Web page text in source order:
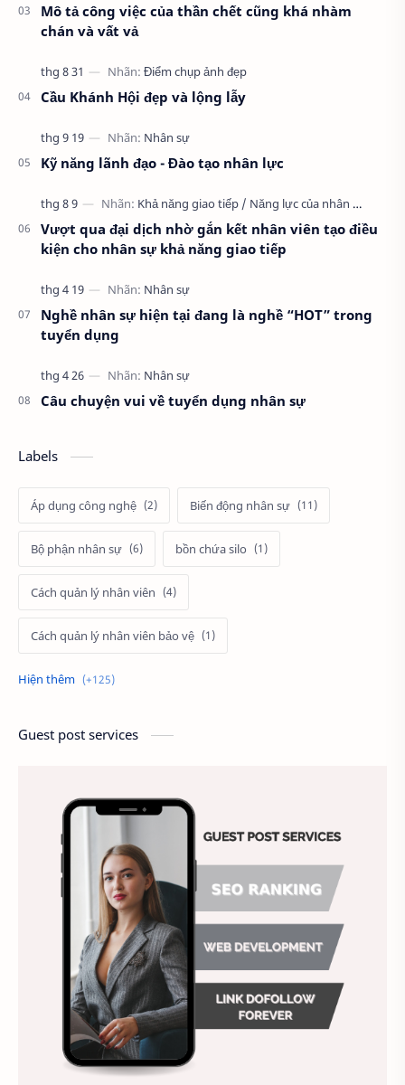
Mô tả công việc của thần chết cũng khá nhàm
chán và vất vả
Cầu Khánh Hội đẹp và lộng lẫy
Kỹ năng lãnh đạo - Đào tạo nhân lực
Vượt qua đại dịch nhờ gắn kết nhân viên tạo điều
kiện cho nhân sự khả năng giao tiếp
Nghề nhân sự hiện tại đang là nghề “HOT” trong
tuyển dụng
Câu chuyện vui về tuyển dụng nhân sự
Labels
Áp dụng công nghệ Biến động nhân sự
Bộ phận nhân sự bồn chứa silo
Cách quản lý nhân viên
Cách quản lý nhân viên bảo vệ
Cách tính lương
Chất lượng dịch vụ Chiến lược nhân sự
Chiến lược quản lý
Chung Chụp ảnh tự sướng
công ty may Công ty sơn
Công việc hiệu quả Công việc khách sạn
Doanh nghiệp Duy trì doanh nghiệp
Đánh giá nhân viên
Guest post services